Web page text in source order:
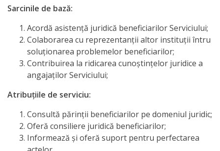
Sarcinile de bază:
Acordă asistență juridică beneficiarilor Serviciului;
Colaborarea cu reprezentanţii altor instituții întru
soluţionarea problemelor beneficiarilor;
Contribuirea la ridicarea cunoștințelor juridice a
angajaţilor Serviciului;
Atribuţiile de serviciu:
Consultă părinţii beneficiarilor pe domeniul juridic;
Oferă consiliere juridică beneficiarilor;
Informează și oferă suport pentru perfectarea